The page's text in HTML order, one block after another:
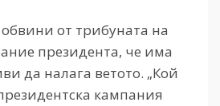
от трибуната на
президента, че има
да налага ветото. „Кой
кампания